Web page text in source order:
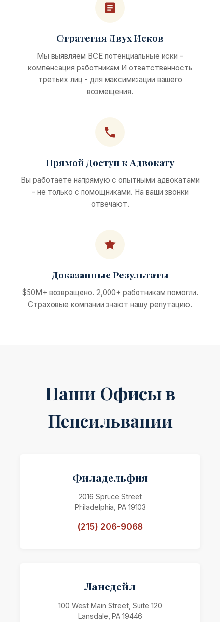
Стратегия Двух Исков
Мы выявляем ВСЕ потенциальные иски -
компенсация работникам И ответственность
третьих лиц - для максимизации вашего
возмещения.
Прямой Доступ к Адвокату
Вы работаете напрямую с опытными адвокатами
- не только с помощниками. На ваши звонки
отвечают.
Доказанные Результаты
$50M+ возвращено. 2,000+ работникам помогли.
Страховые компании знают нашу репутацию.
Наши Офисы в
Пенсильвании
Филадельфия
2016 Spruce Street
Philadelphia, PA 19103
(215) 206-9068
Лансдейл
100 West Main Street, Suite 120
Lansdale, PA 19446